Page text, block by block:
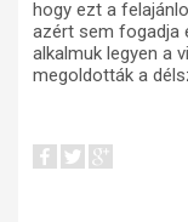
hogy ezt a
azért sem fogadja
alkalmuk legyen a
megoldották a